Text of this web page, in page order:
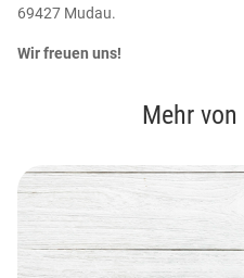
69427 Mudau.
Wir freuen uns!
Mehr von